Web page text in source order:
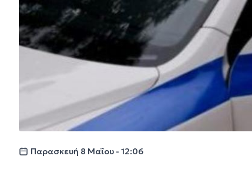
Παρασκευή 8 Μαΐου - 12:06